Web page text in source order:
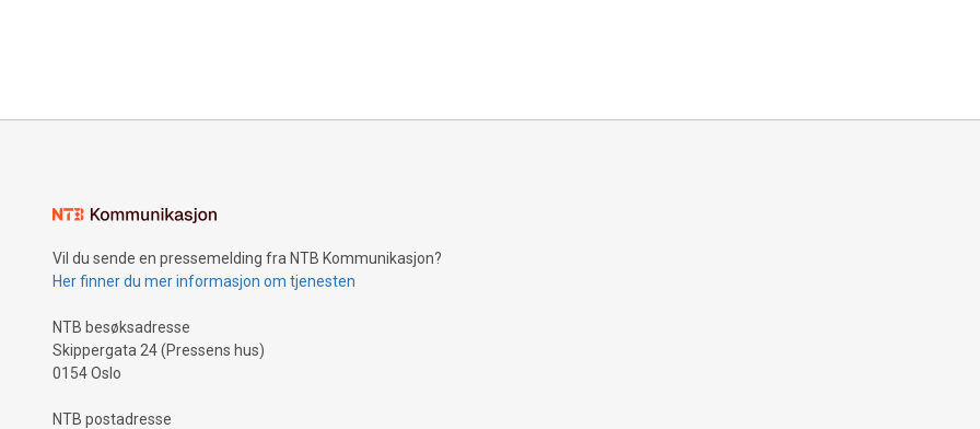
Vil du sende en pressemelding fra NTB Kommunikasjon?
Her finner du mer informasjon om tjenesten
NTB besøksadresse
Skippergata 24 (Pressens hus)
0154 Oslo
NTB postadresse